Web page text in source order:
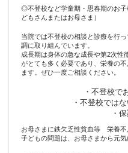
◎不登校など学童期・思春期のお
どもさんまたはお母さま）
当院では不登校の相談と診療を行
調に取り組んでいます。
成長期は身体の急な成長や第2次性
がとても多く必要であり、栄養の
ます。ぜひ一度ご相談ください。
・不登校で
・不登校では
・
お母さまに鉄欠乏性貧血等 栄養
子どもの問題は、お母さまから元